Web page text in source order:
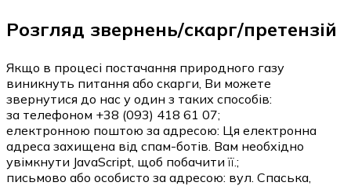
Розгляд звернень/скарг/претензій
Якщо в процесі постачання природного газу
виникнуть питання або скарги, Ви можете
звернутися до нас у один з таких способів:
за телефоном +38 (093) 418 61 07;
електронною поштою за адресою: Ця електронна
адреса захищена від спам-ботів. Вам необхідно
увімкнути JavaScript, щоб побачити її.;
письмово або особисто за адресою: вул. Спаська,